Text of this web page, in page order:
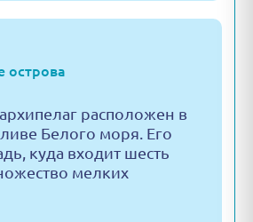
острова
расположен в
Белого моря. Его
куда входит шесть
мелких